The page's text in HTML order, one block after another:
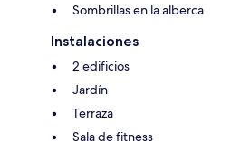
Sombrillas en la alberca
Instalaciones
2 edificios
Jardín
Terraza
Sala de fitness